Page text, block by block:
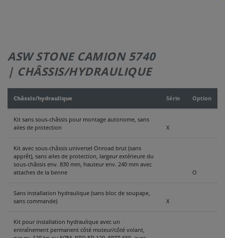
ENTREPRISE
ASW STONE CAMION 5740
| CHÂSSIS/HYDRAULIQUE
Châssis/hydraulique Série Option
Kit sans sous-châssis pour montage autonome, sans
ailes de protection
X
Kit avec sous-châssis universel Onroad brut (sans
apprêt), sans ailes de protection, largeur extérieure du
sous-châssis env. 830 mm, hauteur env. 240 mm avec
attaches de la benne
O
Sans installation hydraulique (sans bloc de soupape,
sans commande)
X
Kit pour installation hydraulique avec un
entraînement permanent côté moteur/côté volant,